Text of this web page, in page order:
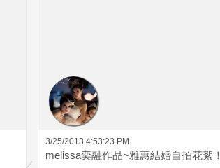
3/25/2013 4:53:23 PM
melissa奕融作品~雅惠結婚自拍花絮！